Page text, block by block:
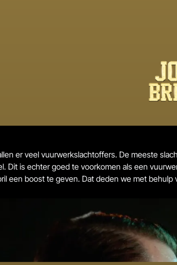
er veel vuurwerkslachtoffers. De meeste
Dit is echter goed te voorkomen als een
een boost te geven. Dat deden we met